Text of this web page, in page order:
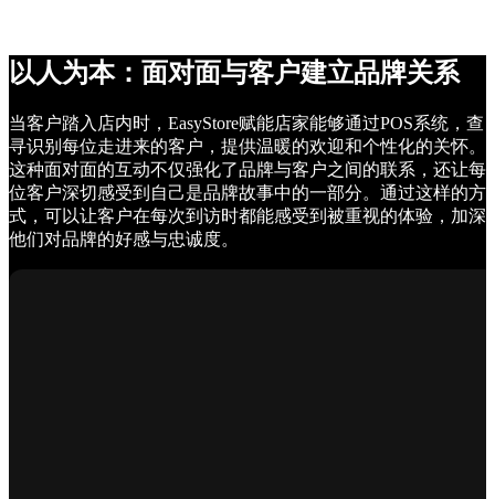
以人为本：面对面与客户建立品牌关系
当客户踏入店内时，EasyStore赋能店家能够通过POS系统，查
寻识别每位走进来的客户，提供温暖的欢迎和个性化的关怀。
这种面对面的互动不仅强化了品牌与客户之间的联系，还让每
位客户深切感受到自己是品牌故事中的一部分。通过这样的方
式，可以让客户在每次到访时都能感受到被重视的体验，加深
他们对品牌的好感与忠诚度。